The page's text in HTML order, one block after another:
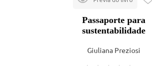
Passaporte para
sustentabilidade
Giuliana Preziosi